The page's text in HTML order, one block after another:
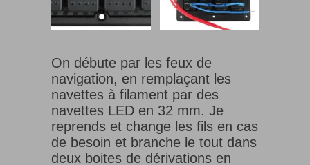
On débute par les feux de
navigation, en remplaçant les
navettes à filament par des
navettes LED en 32 mm. Je
reprends et change les fils en cas
de besoin et branche le tout dans
deux boites de dérivations en